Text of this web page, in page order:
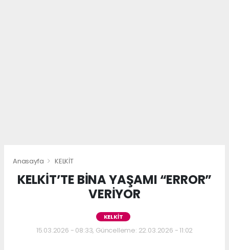
Anasayfa KELKİT
KELKİT’TE BİNA YAŞAMI “ERROR”
VERİYOR
KELKİT
15.03.2026 - 08:33, Güncelleme: 22.03.2026 - 11:02